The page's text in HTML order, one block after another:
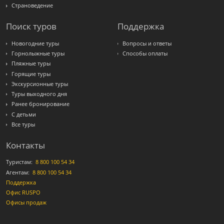
Страноведение
Поиск туров
Новогодние туры
Горнолыжные туры
Пляжные туры
Горящие туры
Экскурсионные туры
Туры выходного дня
Ранее бронирование
С детьми
Все туры
Поддержка
Вопросы и ответы
Способы оплаты
Контакты
Туристам: 8 800 100 54 34
Агентам: 8 800 100 54 34
Поддержка
Офис RUSPO
Офисы продаж